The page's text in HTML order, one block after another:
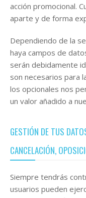
acción promocional.
aparte y de forma
Dependiendo de la
haya campos de
serán debidamente
son necesarios para
los opcionales nos
un valor añadido a
GESTIÓN DE TUS
CANCELACIÓN,
Siempre tendrás
usuarios pueden